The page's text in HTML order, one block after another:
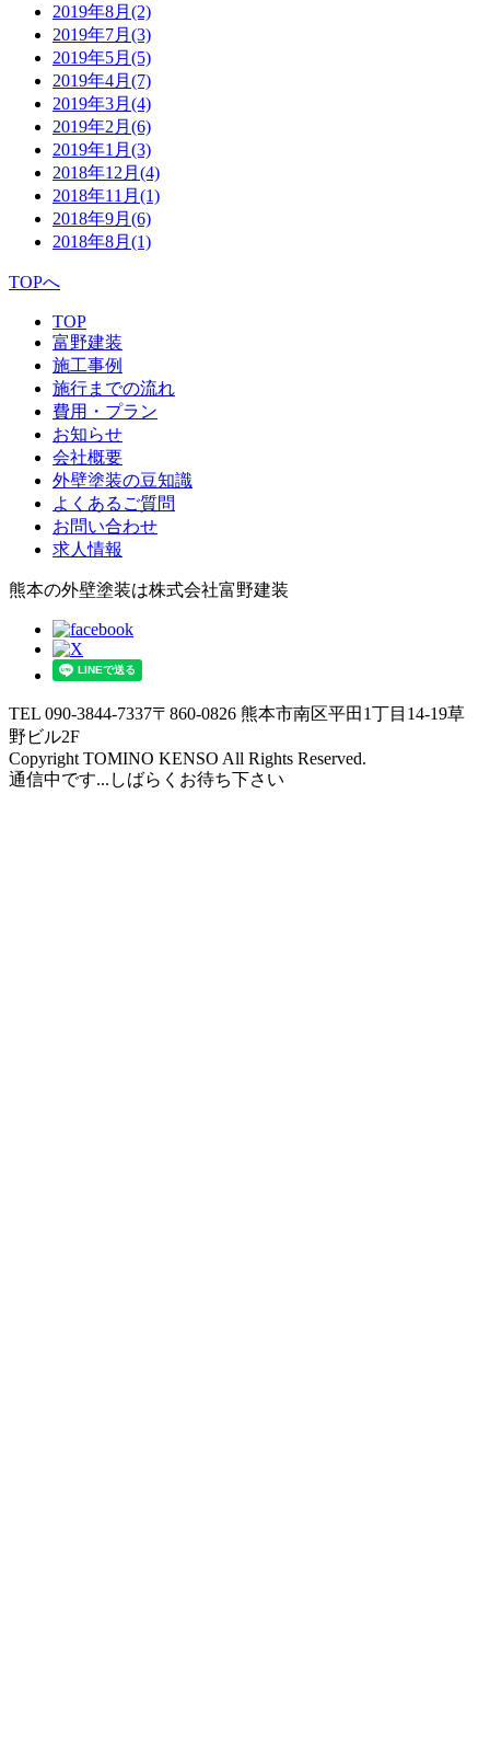
2019年8月 (2)
2019年7月 (3)
2019年5月 (5)
2019年4月 (7)
2019年3月 (4)
2019年2月 (6)
2019年1月 (3)
2018年12月 (4)
2018年11月 (1)
2018年9月 (6)
2018年8月 (1)
TOPへ
TOP
富野建装
施工事例
施行までの流れ
費用・プラン
お知らせ
会社概要
外壁塗装の豆知識
よくあるご質問
お問い合わせ
求人情報
熊本の外壁塗装は株式会社富野建装
TEL 090-3844-7337〒860-0826 熊本市南区平田1丁目14-19草
野ビル2F
Copyright TOMINO KENSO All Rights Reserved.
通信中です...しばらくお待ち下さい